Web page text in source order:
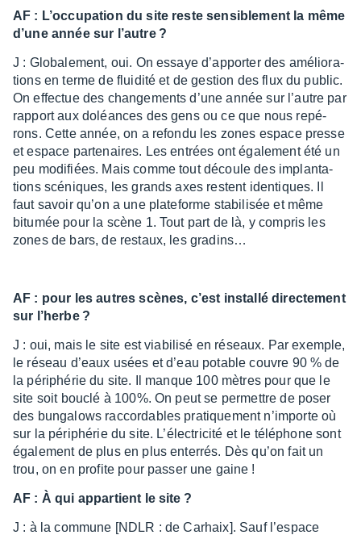
AF : L’oc­cu­pa­tion du site reste sensi­ble­ment la même
d’une année sur l’autre ?
J : Globa­le­ment, oui. On essaye d’ap­por­ter des amélio­ra­
tions en terme de flui­dité et de gestion des flux du public.
On effec­tue des chan­ge­ments d’une année sur l’autre par
rapport aux doléances des gens ou ce que nous repé­
rons. Cette année, on a refondu les zones espace presse
et espace parte­naires. Les entrées ont égale­ment été un
peu modi­fiées. Mais comme tout découle des implan­ta­
tions scéniques, les grands axes restent iden­tiques. Il
faut savoir qu’on a une plate­forme stabi­li­sée et même
bitu­mée pour la scène 1. Tout part de là, y compris les
zones de bars, de restaux, les gradins…
AF : pour les autres scènes, c’est installé direc­te­ment
sur l’herbe ?
J : oui, mais le site est viabi­lisé en réseaux. Par exemple,
le réseau d’eaux usées et d’eau potable couvre 90 % de
la péri­phé­rie du site. Il manque 100 mètres pour que le
site soit bouclé à 100%. On peut se permettre de poser
des bunga­lows raccor­dables pratique­ment n’im­porte où
sur la péri­phé­rie du site. L’élec­tri­cité et le télé­phone sont
égale­ment de plus en plus enter­rés. Dès qu’on fait un
trou, on en profite pour passer une gaine !
AF : À qui appar­tient le site ?
J : à la commune [NDLR : de Carhaix]. Sauf l’es­pace